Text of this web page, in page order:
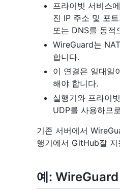
프라이빗 서비스
진 IP 주소 및 포
또는 DNS를 동적
WireGuard는
합니다.
이 연결은 일대일
해야 합니다.
실행기와 프라이
UDP를 사용하므
기존 서버에서
행기에서 GitHub잘
예: WireGuard